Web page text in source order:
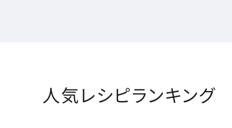
人気レシピランキング